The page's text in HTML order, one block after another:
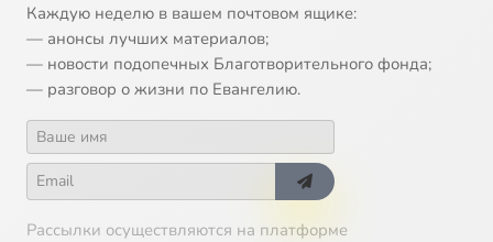
Каждую неделю в вашем почтовом ящике:
— анонсы лучших материалов;
— новости подопечных Благотворительного фонда;
— разговор о жизни по Евангелию.
Рассылки осуществляются на платформе